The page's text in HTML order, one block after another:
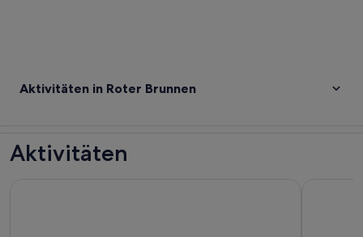
Aktivitäten in Roter Brunnen
Aktivitäten